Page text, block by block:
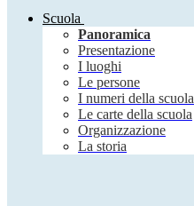
Scuola
Panoramica
Presentazione
I luoghi
Le persone
I numeri della scuola
Le carte della scuola
Organizzazione
La storia